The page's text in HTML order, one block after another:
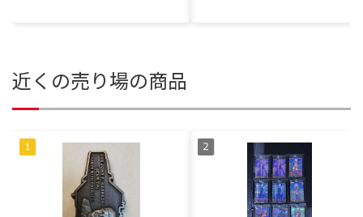
近くの売り場の商品